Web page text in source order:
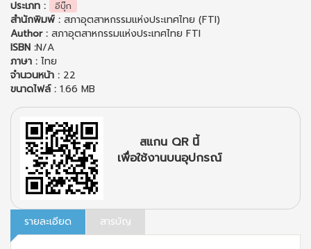
ประเภท : อีบุ๊ก
สำนักพิมพ์ : สภาอุตสาหกรรมแห่งประเทศไทย (FTI)
Author : สภาอุตสาหกรรมแห่งประเทศไทย FTI
ISBN :N/A
ภาษา : ไทย
จำนวนหน้า : 22
ขนาดไฟล์ : 1.66 MB
สแกน QR นี้
เพื่อใช้งานบนอุปกรณ์
รายละเอียด สารบัญ